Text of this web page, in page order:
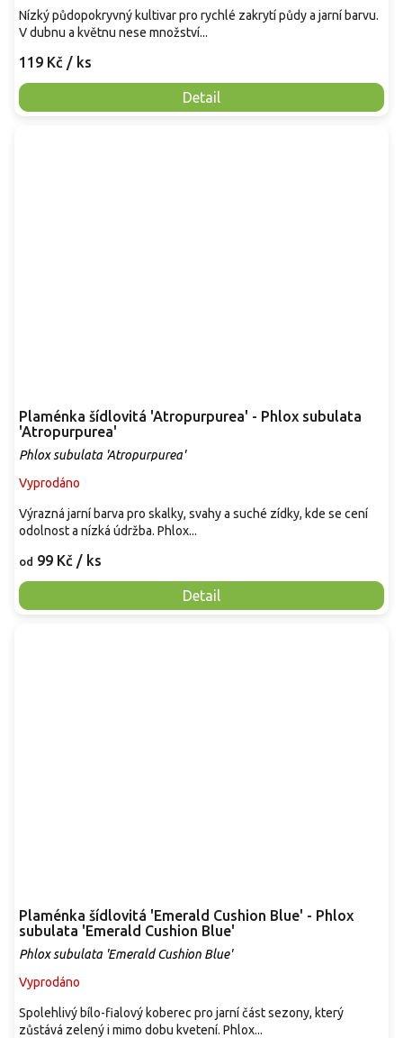
119 Kč / ks
Detail
Nízký půdopokryvný kultivar pro rychlé zakrytí půdy a jarní barvu.
V dubnu a květnu nese množství...
Plaménka šídlovitá 'Atropurpurea' - Phlox subulata
'Atropurpurea'
Phlox subulata 'Atropurpurea'
Vyprodáno
od 99 Kč / ks
Detail
Výrazná jarní barva pro skalky, svahy a suché zídky, kde se cení
odolnost a nízká údržba. Phlox...
Plaménka šídlovitá 'Emerald Cushion Blue' - Phlox
subulata 'Emerald Cushion Blue'
Phlox subulata 'Emerald Cushion Blue'
Vyprodáno
Spolehlivý bílo-fialový koberec pro jarní část sezony, který
zůstává zelený i mimo dobu kvetení. Phlox...